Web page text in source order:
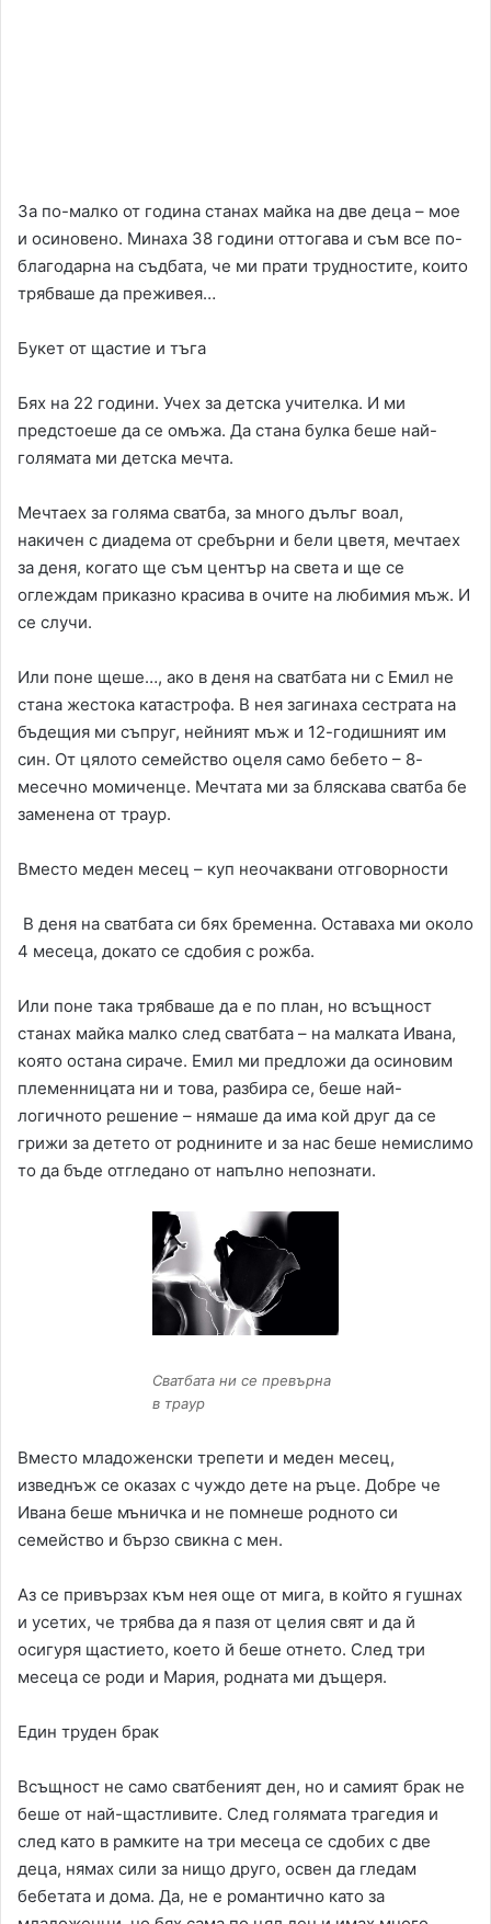
За по-малко от година станах майка на две деца – мое
и осиновено. Минаха 38 години оттогава и съм все по-
благодарна на съдбата, че ми прати трудностите, които
трябваше да преживея…
Букет от щастие и тъга
Бях на 22 години. Учех за детска учителка. И ми
предстоеше да се омъжа. Да стана булка беше най-
голямата ми детска мечта.
Мечтаех за голяма сватба, за много дълъг воал,
накичен с диадема от сребърни и бели цветя, мечтаех
за деня, когато ще съм център на света и ще се
оглеждам приказно красива в очите на любимия мъж. И
се случи.
Или поне щеше…, ако в деня на сватбата ни с Емил не
стана жестока катастрофа. В нея загинаха сестрата на
бъдещия ми съпруг, нейният мъж и 12-годишният им
син. От цялото семейство оцеля само бебето – 8-
месечно момиченце. Мечтата ми за бляскава сватба бе
заменена от траур.
Вместо меден месец – куп неочаквани отговорности
В деня на сватбата си бях бременна. Оставаха ми около
4 месеца, докато се сдобия с рожба.
Или поне така трябваше да е по план, но всъщност
станах майка малко след сватбата – на малката Ивана,
която остана сираче. Емил ми предложи да осиновим
племенницата ни и това, разбира се, беше най-
логичното решение – нямаше да има кой друг да се
грижи за детето от роднините и за нас беше немислимо
то да бъде отгледано от напълно непознати.
Сватбата ни се превърна
в траур
Вместо младоженски трепети и меден месец,
изведнъж се оказах с чуждо дете на ръце. Добре че
Ивана беше мъничка и не помнеше родното си
семейство и бързо свикна с мен.
Аз се привързах към нея още от мига, в който я гушнах
и усетих, че трябва да я пазя от целия свят и да й
осигуря щастието, което й беше отнето. След три
месеца се роди и Мария, родната ми дъщеря.
Един труден брак
Всъщност не само сватбеният ден, но и самият брак не
беше от най-щастливите. След голямата трагедия и
след като в рамките на три месеца се сдобих с две
деца, нямах сили за нищо друго, освен да гледам
бебетата и дома. Да, не е романтично като за